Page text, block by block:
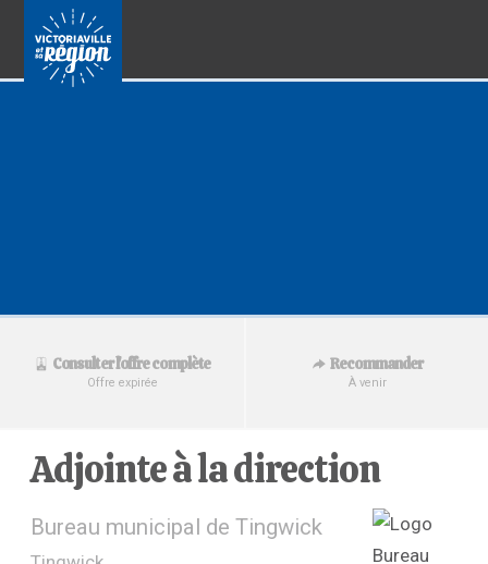
Consulter l'offre complète
Offre expirée
Recommander
À venir
Adjointe à la direction
Bureau municipal de Tingwick